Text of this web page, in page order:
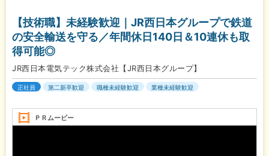
【技術職】未経験歓迎｜JR西日本グループで鉄道
の安全輸送を守る／年間休日140日＆10連休も取
得可能◎
JR西日本電気テック株式会社【JR西日本グループ】
正社員 第二新卒歓迎 職種未経験歓迎 業種未経験歓迎
ＰＲムービー